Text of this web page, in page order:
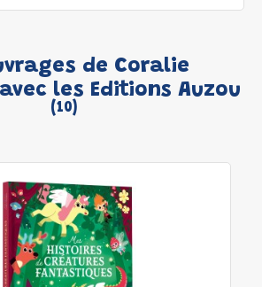
de Coralie
les Editions Auzou
(10)